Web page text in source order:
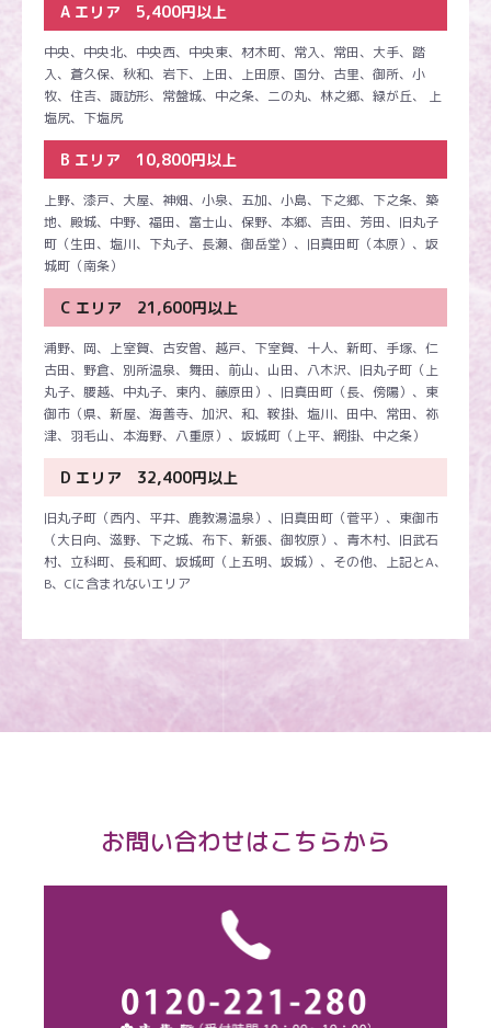
A エリア 5,400円以上
中央、中央北、中央西、中央東、材木町、常入、常田、大手、踏
入、蒼久保、秋和、岩下、上田、上田原、国分、古里、御所、小
牧、住吉、諏訪形、常盤城、中之条、二の丸、林之郷、緑が丘、 上
塩尻、下塩尻
B エリア 10,800円以上
上野、漆戸、大屋、神畑、小泉、五加、小島、下之郷、下之条、築
地、殿城、中野、福田、富士山、保野、本郷、吉田、芳田、旧丸子
町（生田、塩川、下丸子、長瀬、御岳堂）、旧真田町（本原）、坂
城町（南条）
C エリア 21,600円以上
浦野、岡、上室賀、古安曽、越戸、下室賀、十人、新町、手塚、仁
古田、野倉、別所温泉、舞田、前山、山田、八木沢、旧丸子町（上
丸子、腰越、中丸子、東内、藤原田）、旧真田町（長、傍陽）、東
御市（県、新屋、海善寺、加沢、和、鞍掛、塩川、田中、常田、祢
津、羽毛山、本海野、八重原）、坂城町（上平、網掛、中之条）
D エリア 32,400円以上
旧丸子町（西内、平井、鹿教湯温泉）、旧真田町（菅平）、東御市
（大日向、滋野、下之城、布下、新張、御牧原）、青木村、旧武石
村、立科町、長和町、坂城町（上五明、坂城）、その他、上記とA、
B、Cに含まれないエリア
お問い合わせはこちらから